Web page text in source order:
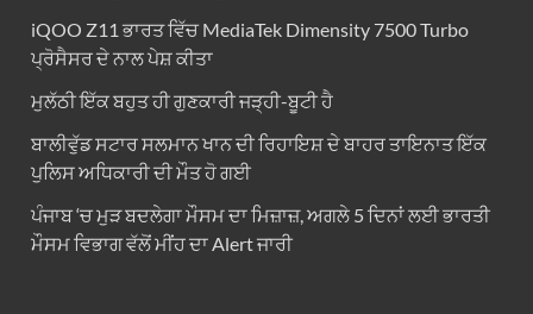
iQOO Z11 ਭਾਰਤ ਵਿੱਚ MediaTek Dimensity 7500 Turbo
ਪ੍ਰੋਸੈਸਰ ਦੇ ਨਾਲ ਪੇਸ਼ ਕੀਤਾ
ਮੁਲੱਠੀ ਇੱਕ ਬਹੁਤ ਹੀ ਗੁਣਕਾਰੀ ਜੜ੍ਹੀ-ਬੂਟੀ ਹੈ
ਬਾਲੀਵੁੱਡ ਸਟਾਰ ਸਲਮਾਨ ਖਾਨ ਦੀ ਰਿਹਾਇਸ਼ ਦੇ ਬਾਹਰ ਤਾਇਨਾਤ ਇੱਕ
ਪੁਲਿਸ ਅਧਿਕਾਰੀ ਦੀ ਮੌਤ ਹੋ ਗਈ
ਪੰਜਾਬ ‘ਚ ਮੁੜ ਬਦਲੇਗਾ ਮੌਸਮ ਦਾ ਮਿਜ਼ਾਜ਼, ਅਗਲੇ 5 ਦਿਨਾਂ ਲਈ ਭਾਰਤੀ
ਮੌਸਮ ਵਿਭਾਗ ਵੱਲੋਂ ਮੀਂਹ ਦਾ Alert ਜਾਰੀ